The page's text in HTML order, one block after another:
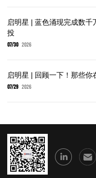
启明星 | 蓝色涌现完成数
投
07/30 2026
启明星 | 回顾一下！那些你
07/29 2026